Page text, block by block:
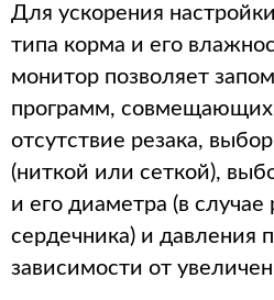
Для ускорения
типа корма и его
монитор позволяет
программ, совмещающих
отсутствие резака,
(ниткой или сеткой),
и его диаметра (в случае
сердечника) и давления
зависимости от